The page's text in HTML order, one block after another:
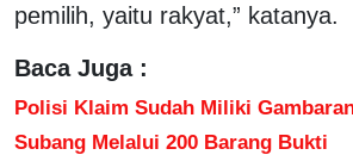
pemilih, yaitu rakyat,” katanya.
Baca Juga :
Polisi Klaim Sudah Miliki
Subang Melalui 200 Barang Bukti